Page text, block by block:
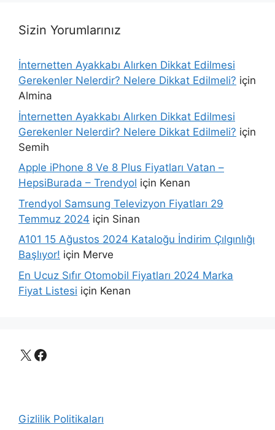
Sizin Yorumlarınız
İnternetten Ayakkabı Alırken Dikkat Edilmesi
Gerekenler Nelerdir? Nelere Dikkat Edilmeli? için
Almina
İnternetten Ayakkabı Alırken Dikkat Edilmesi
Gerekenler Nelerdir? Nelere Dikkat Edilmeli? için
Semih
Apple iPhone 8 Ve 8 Plus Fiyatları Vatan –
HepsiBurada – Trendyol için Kenan
Trendyol Samsung Televizyon Fiyatları 29
Temmuz 2024 için Sinan
A101 15 Ağustos 2024 Kataloğu İndirim Çılgınlığı
Başlıyor! için Merve
En Ucuz Sıfır Otomobil Fiyatları 2024 Marka
Fiyat Listesi için Kenan
X Facebook
Gizlilik Politikaları